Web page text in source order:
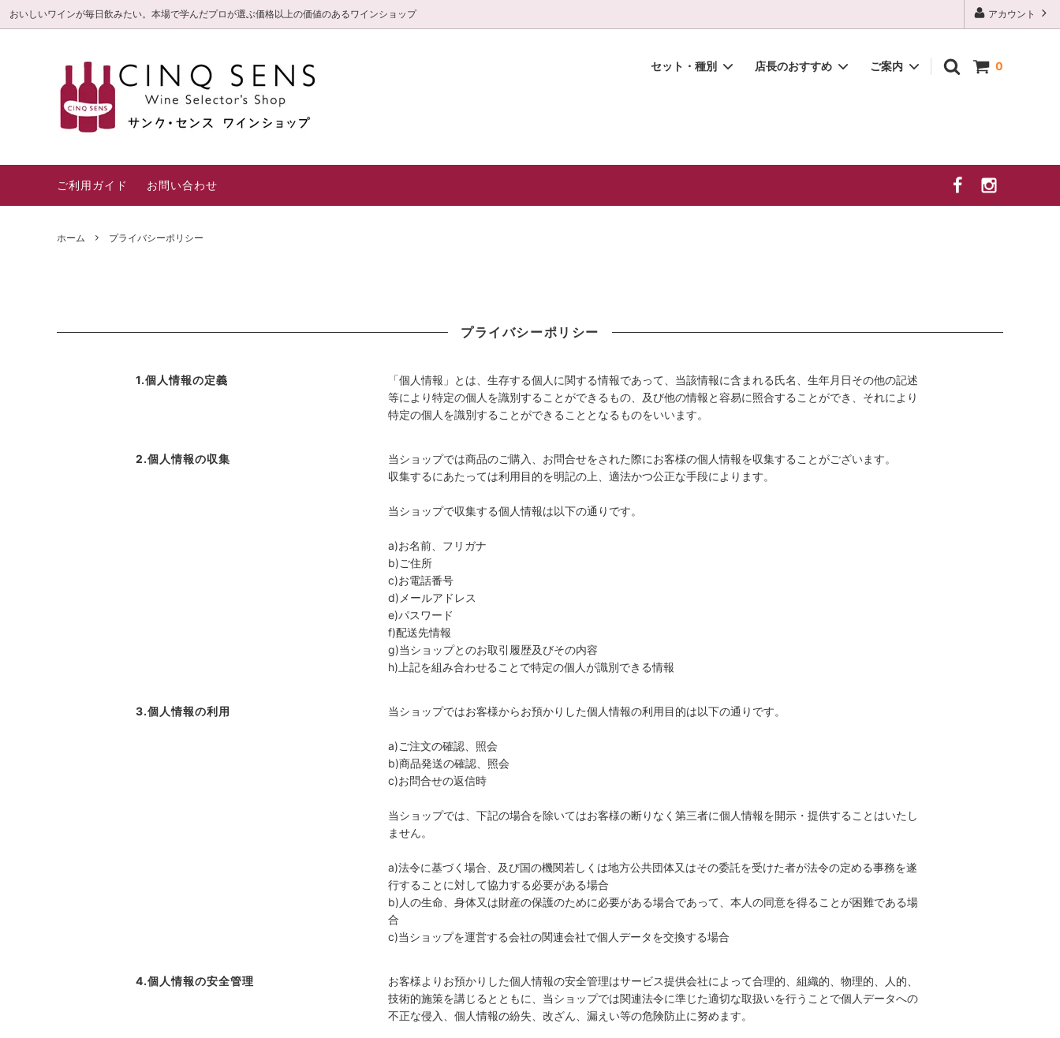
アカウント
おいしいワインが毎日飲みたい。本場で学んだプロが選ぶ価格以上の価値のあるワインショップ
0
セット・種別
サンク・センス限定直輸入ワイン
ギフト箱・紙袋
店長のおすすめ
毎日飲みたいお値打ち
ご案内
信頼の3つのこだわり
ご利用ガイド お問い合わせ
ホーム プライバシーポリシー
プライバシーポリシー
1.個人情報の定義
「個人情報」とは、生存する個人に関する情報であって、当該情報に含まれる氏名、生年月日その他の記述
等により特定の個人を識別することができるもの、及び他の情報と容易に照合することができ、それにより
特定の個人を識別することができることとなるものをいいます。
2.個人情報の収集
当ショップでは商品のご購入、お問合せをされた際にお客様の個人情報を収集することがございます。
収集するにあたっては利用目的を明記の上、適法かつ公正な手段によります。
当ショップで収集する個人情報は以下の通りです。
a)お名前、フリガナ
b)ご住所
c)お電話番号
d)メールアドレス
e)パスワード
f)配送先情報
g)当ショップとのお取引履歴及びその内容
h)上記を組み合わせることで特定の個人が識別できる情報
3.個人情報の利用 当ショップではお客様からお預かりした個人情報の利用目的は以下の通りです。
a)ご注文の確認、照会
b)商品発送の確認、照会
c)お問合せの返信時
当ショップでは、下記の場合を除いてはお客様の断りなく第三者に個人情報を開示・提供することはいたし
ません。
a)法令に基づく場合、及び国の機関若しくは地方公共団体又はその委託を受けた者が法令の定める事務を遂
行することに対して協力する必要がある場合
b)人の生命、身体又は財産の保護のために必要がある場合であって、本人の同意を得ることが困難である場
合
c)当ショップを運営する会社の関連会社で個人データを交換する場合
4.個人情報の安全管理
お客様よりお預かりした個人情報の安全管理はサービス提供会社によって合理的、組織的、物理的、人的、
技術的施策を講じるとともに、当ショップでは関連法令に準じた適切な取扱いを行うことで個人データへの
不正な侵入、個人情報の紛失、改ざん、漏えい等の危険防止に努めます。